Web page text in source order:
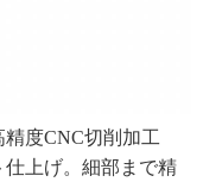
度CNC切削加工
仕上げ。細部まで精